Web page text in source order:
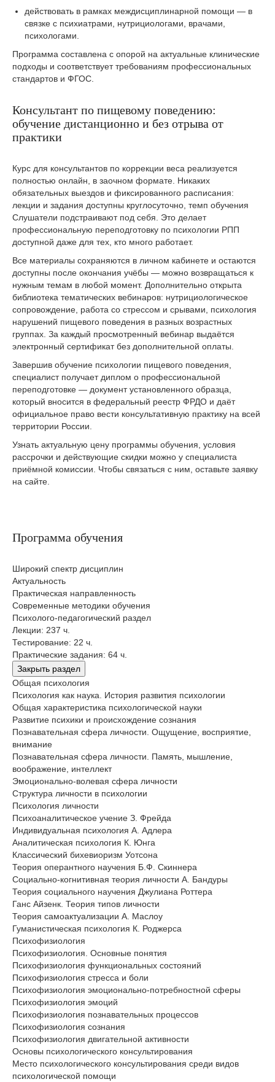
действовать в рамках междисциплинарной помощи — в
связке с психиатрами, нутрициологами, врачами,
психологами.
Программа составлена с опорой на актуальные клинические
подходы и соответствует требованиям профессиональных
стандартов и ФГОС.
Консультант по пищевому поведению:
обучение дистанционно и без отрыва от
практики
Курс для консультантов по коррекции веса реализуется
полностью онлайн, в заочном формате. Никаких
обязательных выездов и фиксированного расписания:
лекции и задания доступны круглосуточно, темп обучения
Слушатели подстраивают под себя. Это делает
профессиональную переподготовку по психологии РПП
доступной даже для тех, кто много работает.
Все материалы сохраняются в личном кабинете и остаются
доступны после окончания учёбы — можно возвращаться к
нужным темам в любой момент. Дополнительно открыта
библиотека тематических вебинаров: нутрициологическое
сопровождение, работа со стрессом и срывами, психология
нарушений пищевого поведения в разных возрастных
группах. За каждый просмотренный вебинар выдаётся
электронный сертификат без дополнительной оплаты.
Завершив обучение психологии пищевого поведения,
специалист получает диплом о профессиональной
переподготовке — документ установленного образца,
который вносится в федеральный реестр ФРДО и даёт
официальное право вести консультативную практику на всей
территории России.
Узнать актуальную цену программы обучения, условия
рассрочки и действующие скидки можно у специалиста
приёмной комиссии. Чтобы связаться с ним, оставьте заявку
на сайте.
Программа обучения
Широкий спектр дисциплин
Актуальность
Практическая направленность
Современные методики обучения
Психолого-педагогический раздел
Лекции: 237 ч.
Тестирование: 22 ч.
Практические задания: 64 ч.
Закрыть раздел
Общая психология
Психология как наука. История развития психологии
Общая характеристика психологической науки
Развитие психики и происхождение сознания
Познавательная сфера личности. Ощущение, восприятие,
внимание
Познавательная сфера личности. Память, мышление,
воображение, интеллект
Эмоционально-волевая сфера личности
Структура личности в психологии
Психология личности
Психоаналитическое учение З. Фрейда
Индивидуальная психология А. Адлера
Аналитическая психология К. Юнга
Классический бихевиоризм Уотсона
Теория оперантного научения Б.Ф. Скиннера
Социально-когнитивная теория личности А. Бандуры
Теория социального научения Джулиана Роттера
Ганс Айзенк. Теория типов личности
Теория самоактуализации А. Маслоу
Гуманистическая психология К. Роджерса
Психофизиология
Психофизиология. Основные понятия
Психофизиология функциональных состояний
Психофизиология стресса и боли
Психофизиология эмоционально-потребностной сферы
Психофизиология эмоций
Психофизиология познавательных процессов
Психофизиология сознания
Психофизиология двигательной активности
Основы психологического консультирования
Место психологического консультирования среди видов
психологической помощи